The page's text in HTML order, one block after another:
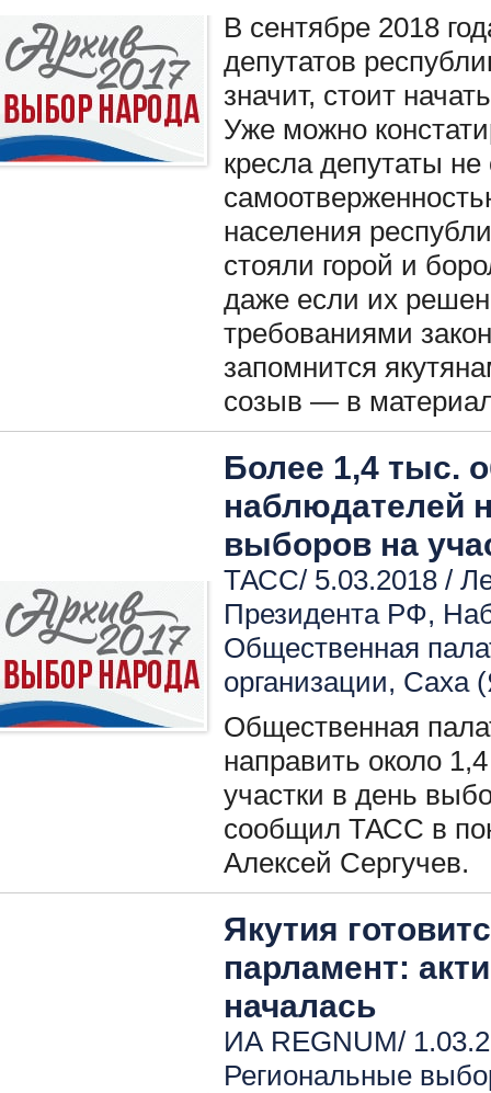
В сентябре 2018
депутатов
значит, стоит
Уже можно
кресла депутаты
населения
стояли горой и
даже если их
требованиями
запомнится
созыв — в
Более 1,4 тыс.
наблюдателей
выборов на
ТАСС/ 5.03.2018 /
Президента РФ,
Общественная
организации, Саха
Общественная
направить около
участки в день
сообщил ТАСС в
Алексей Сергучев.
Якутия
парламент:
началась
ИА REGNUM/
Региональные